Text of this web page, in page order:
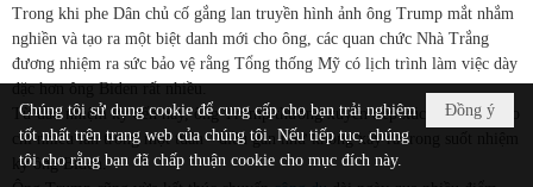
Trong khi phe Dân chủ cố gắng lan truyền hình ảnh ông Trump mắt nhắm
nghiền và tạo ra một biệt danh mới cho ông, các quan chức Nhà Trắng
đương nhiệm ra sức bảo vệ rằng Tổng thống Mỹ có lịch trình làm việc dày
đặc hơn ông Biden rất nhiều.
Từ đầu nhiệm kỳ đến nay, ông Trump thường xuyên tiếp xúc và trả lời báo
chí nhiều lần trong một tuần - điều gần như không xảy ra trong suốt nhiệm
kỳ ông Biden.
Đồng ý
Chúng tôi sử dụng cookie để cung cấp cho bạn trải nghiệm
tốt nhất trên trang web của chúng tôi. Nếu tiếp tục, chúng
tôi cho rằng bạn đã chấp thuận cookie cho mục đích này.